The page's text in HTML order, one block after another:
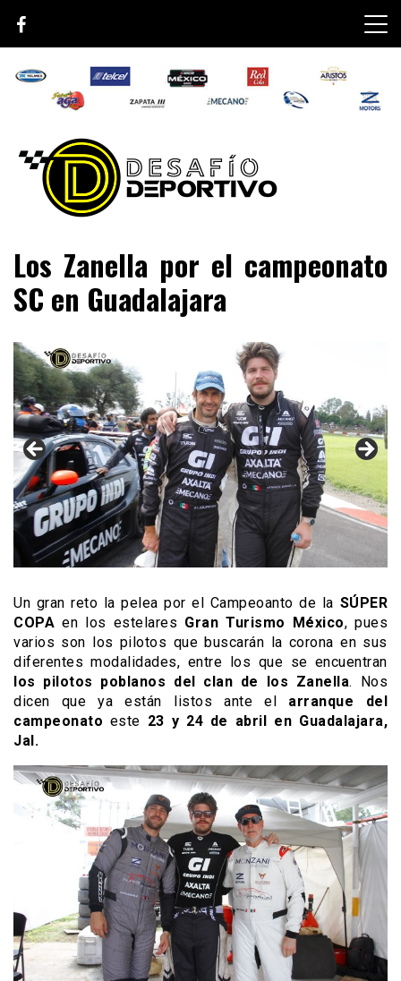
content
Desafío Deportivo
Los Zanella por el campeonato
SC en Guadalajara
Un gran reto la pelea por el Campeoanto de la SÚPER
COPA en los estelares Gran Turismo México, pues
varios son los pilotos que buscarán la corona en sus
diferentes modalidades, entre los que se encuentran
los pilotos poblanos del
clan de los Zanella. Nos
dicen que ya están listos ante el arranque
del
campeonato este 23 y 24 de abril en Guadalajara,
Jal.